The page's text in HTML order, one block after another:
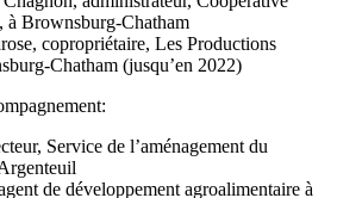
à Brownsburg-Chatham
copropriétaire, Les Productions
Chatham (jusqu’en 2022)
Service de l’aménagement du
de développement agroalimentaire à